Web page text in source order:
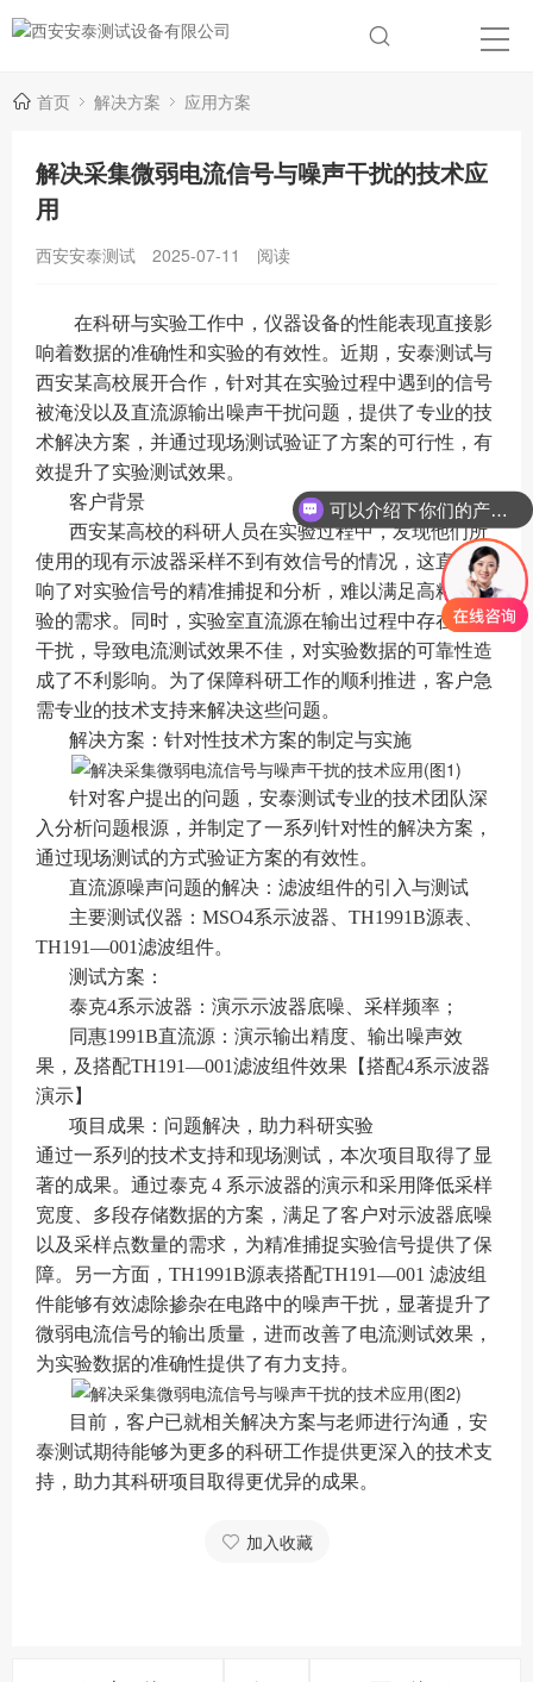
首页 解决方案 应用方案
解决采集微弱电流信号与噪声干扰的技术应
用
西安安泰测试 2025-07-11 阅读
在科研与实验工作中，仪器设备的性能表现直接影
响着数据的准确性和实验的有效性。近期，安泰测试与
西安某高校展开合作，针对其在实验过程中遇到的信号
被淹没以及直流源输出噪声干扰问题，提供了专业的技
术解决方案，并通过现场测试验证了方案的可行性，有
效提升了实验测试效果。
客户背景
西安某高校的科研人员在实验过程中，发现他们所
使用的现有示波器采样不到有效信号的情况，这直接影
响了对实验信号的精准捕捉和分析，难以满足高精度实
验的需求。同时，实验室直流源在输出过程中存在噪声
干扰，导致电流测试效果不佳，对实验数据的可靠性造
成了不利影响。为了保障科研工作的顺利推进，客户急
需专业的技术支持来解决这些问题。
解决方案：针对性技术方案的制定与实施
针对客户提出的问题，安泰测试专业的技术团队深
入分析问题根源，并制定了一系列针对性的解决方案，
通过现场测试的方式验证方案的有效性。
直流源噪声问题的解决：滤波组件的引入与测试
主要测试仪器：MSO4系示波器、TH1991B源表、
TH191—001滤波组件。
测试方案：
泰克4系示波器：演示示波器底噪、采样频率；
同惠1991B直流源：演示输出精度、输出噪声效
果，及搭配TH191—001滤波组件效果【搭配4系示波器
演示】
项目成果：问题解决，助力科研实验
通过一系列的技术支持和现场测试，本次项目取得了显
著的成果。通过泰克 4 系示波器的演示和采用降低采样
宽度、多段存储数据的方案，满足了客户对示波器底噪
以及采样点数量的需求，为精准捕捉实验信号提供了保
障。另一方面，TH1991B源表搭配TH191—001 滤波组
件能够有效滤除掺杂在电路中的噪声干扰，显著提升了
微弱电流信号的输出质量，进而改善了电流测试效果，
为实验数据的准确性提供了有力支持。
目前，客户已就相关解决方案与老师进行沟通，安
泰测试期待能够为更多的科研工作提供更深入的技术支
持，助力其科研项目取得更优异的成果。
加入收藏
可以介绍下你们的产品么？